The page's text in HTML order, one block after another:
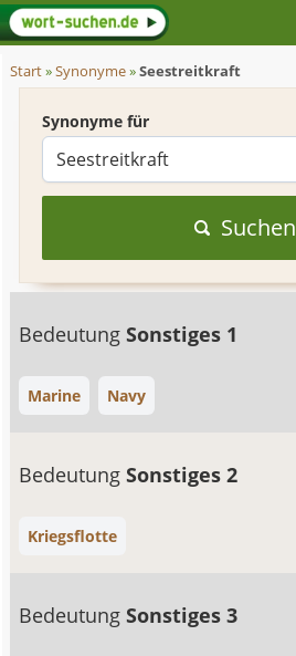
Start»Synonyme»Seestreitkraft
Synonyme für
Suchen
BedeutungSonstiges 1
Marine Navy
BedeutungSonstiges 2
Kriegsflotte
BedeutungSonstiges 3